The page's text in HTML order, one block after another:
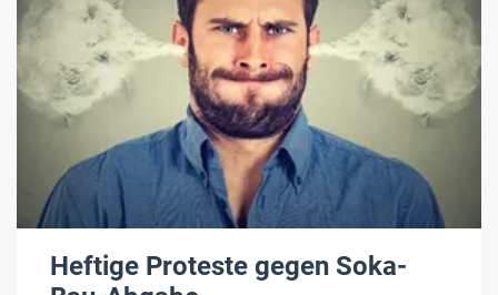
Heftige Proteste gegen Soka-